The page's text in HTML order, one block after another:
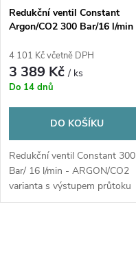
Redukční ventil Constant
Argon/CO2 300 Bar/16 l/min
4 101 Kč včetně DPH
3 389 Kč/ ks
Do 14 dnů
DO KOŠÍKU
Redukční ventil Constant 300
Bar/ 16 l/min - ARGON/CO2
varianta s výstupem průtoku
plynu na 16 a 30 l za minutu